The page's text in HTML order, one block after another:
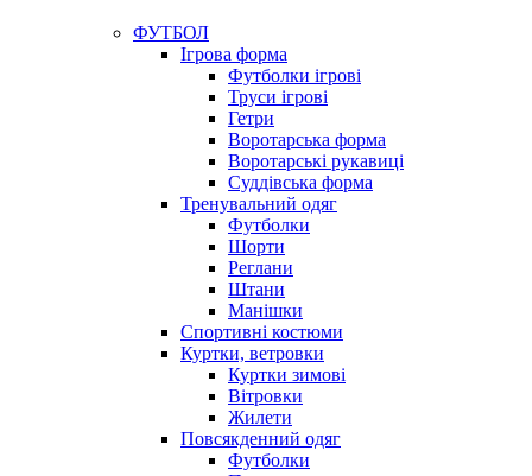
ФУТБОЛ
Ігрова форма
Футболки ігрові
Труси ігрові
Гетри
Воротарська форма
Воротарські рукавиці
Суддівська форма
Тренувальний одяг
Футболки
Шорти
Реглани
Штани
Манішки
Спортивні костюми
Куртки, ветровки
Куртки зимові
Вітровки
Жилети
Повсякденний одяг
Футболки